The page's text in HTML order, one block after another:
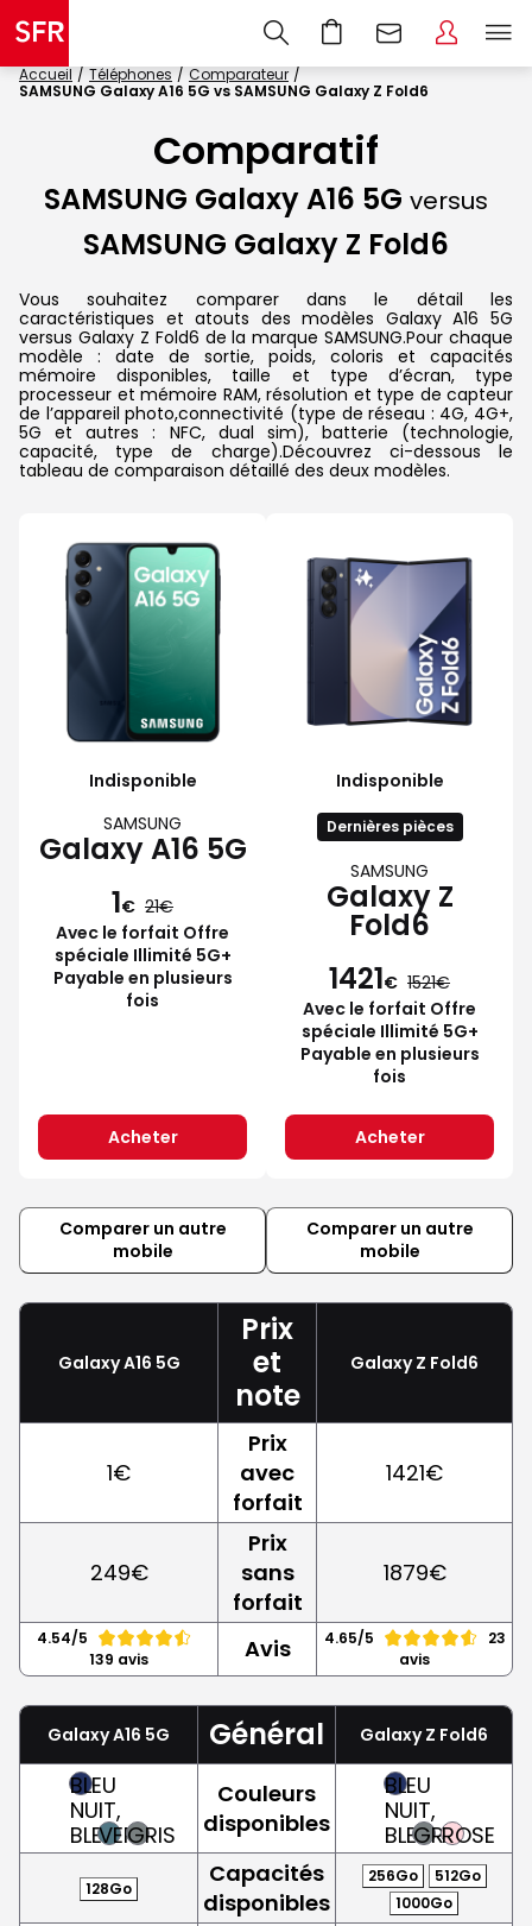
Accueil Téléphones
Comparateur
SAMSUNG Galaxy A16 5G vs SAMSUNG Galaxy Z Fold6
Comparatif
SAMSUNG Galaxy A16 5G versus
SAMSUNG Galaxy Z Fold6
Vous souhaitez comparer dans le détail les
caractéristiques et atouts des modèles Galaxy A16 5G
versus Galaxy Z Fold6 de la marque SAMSUNG.Pour chaque
modèle : date de sortie, poids, coloris et capacités
mémoire disponibles, taille et type d’écran, type
processeur et mémoire RAM, résolution et type de capteur
de l’appareil photo,connectivité (type de réseau : 4G, 4G+,
5G et autres : NFC, dual sim), batterie (technologie,
capacité, type de charge).Découvrez ci-dessous le
tableau de comparaison détaillé des deux modèles.
Indisponible
SAMSUNG
Galaxy A16 5G
1€ 21
Avec le forfait Offre
spéciale Illimité 5G+
Payable en plusieurs
fois
Acheter
Indisponible
Dernières pièces
SAMSUNG
Galaxy Z
Fold6
1421€ 1521
Avec le forfait Offre
spéciale Illimité 5G+
Payable en plusieurs
fois
Acheter
Comparer un autre
mobile
Comparer un autre
mobile
Galaxy A16 5G
Prix
et
note
Galaxy Z Fold6
1€
Prix
avec
forfait
1421€
249€
Prix
sans
forfait
1879€
4.54/5
139 avis
Avis 4.65/5
23
avis
Galaxy A16 5G Général Galaxy Z Fold6
BLEU
NUIT,
BLEUVERTGRIS
Couleurs
disponibles
BLEU
NUIT,
BLEUGRISROSE
128Go
Capacités
disponibles
256Go
512Go
1000Go